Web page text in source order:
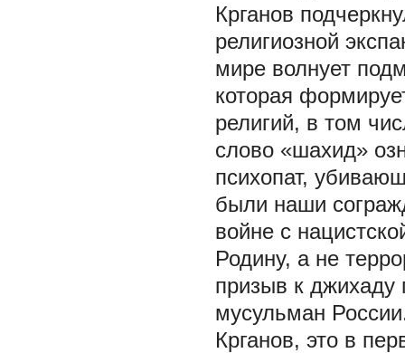
Крганов
религиозной
мире волнует
которая
религий, в том
слово «шахид»
психопат,
были наши
войне с
Родину, а не
призыв к джихаду
мусульман
Крганов, это в